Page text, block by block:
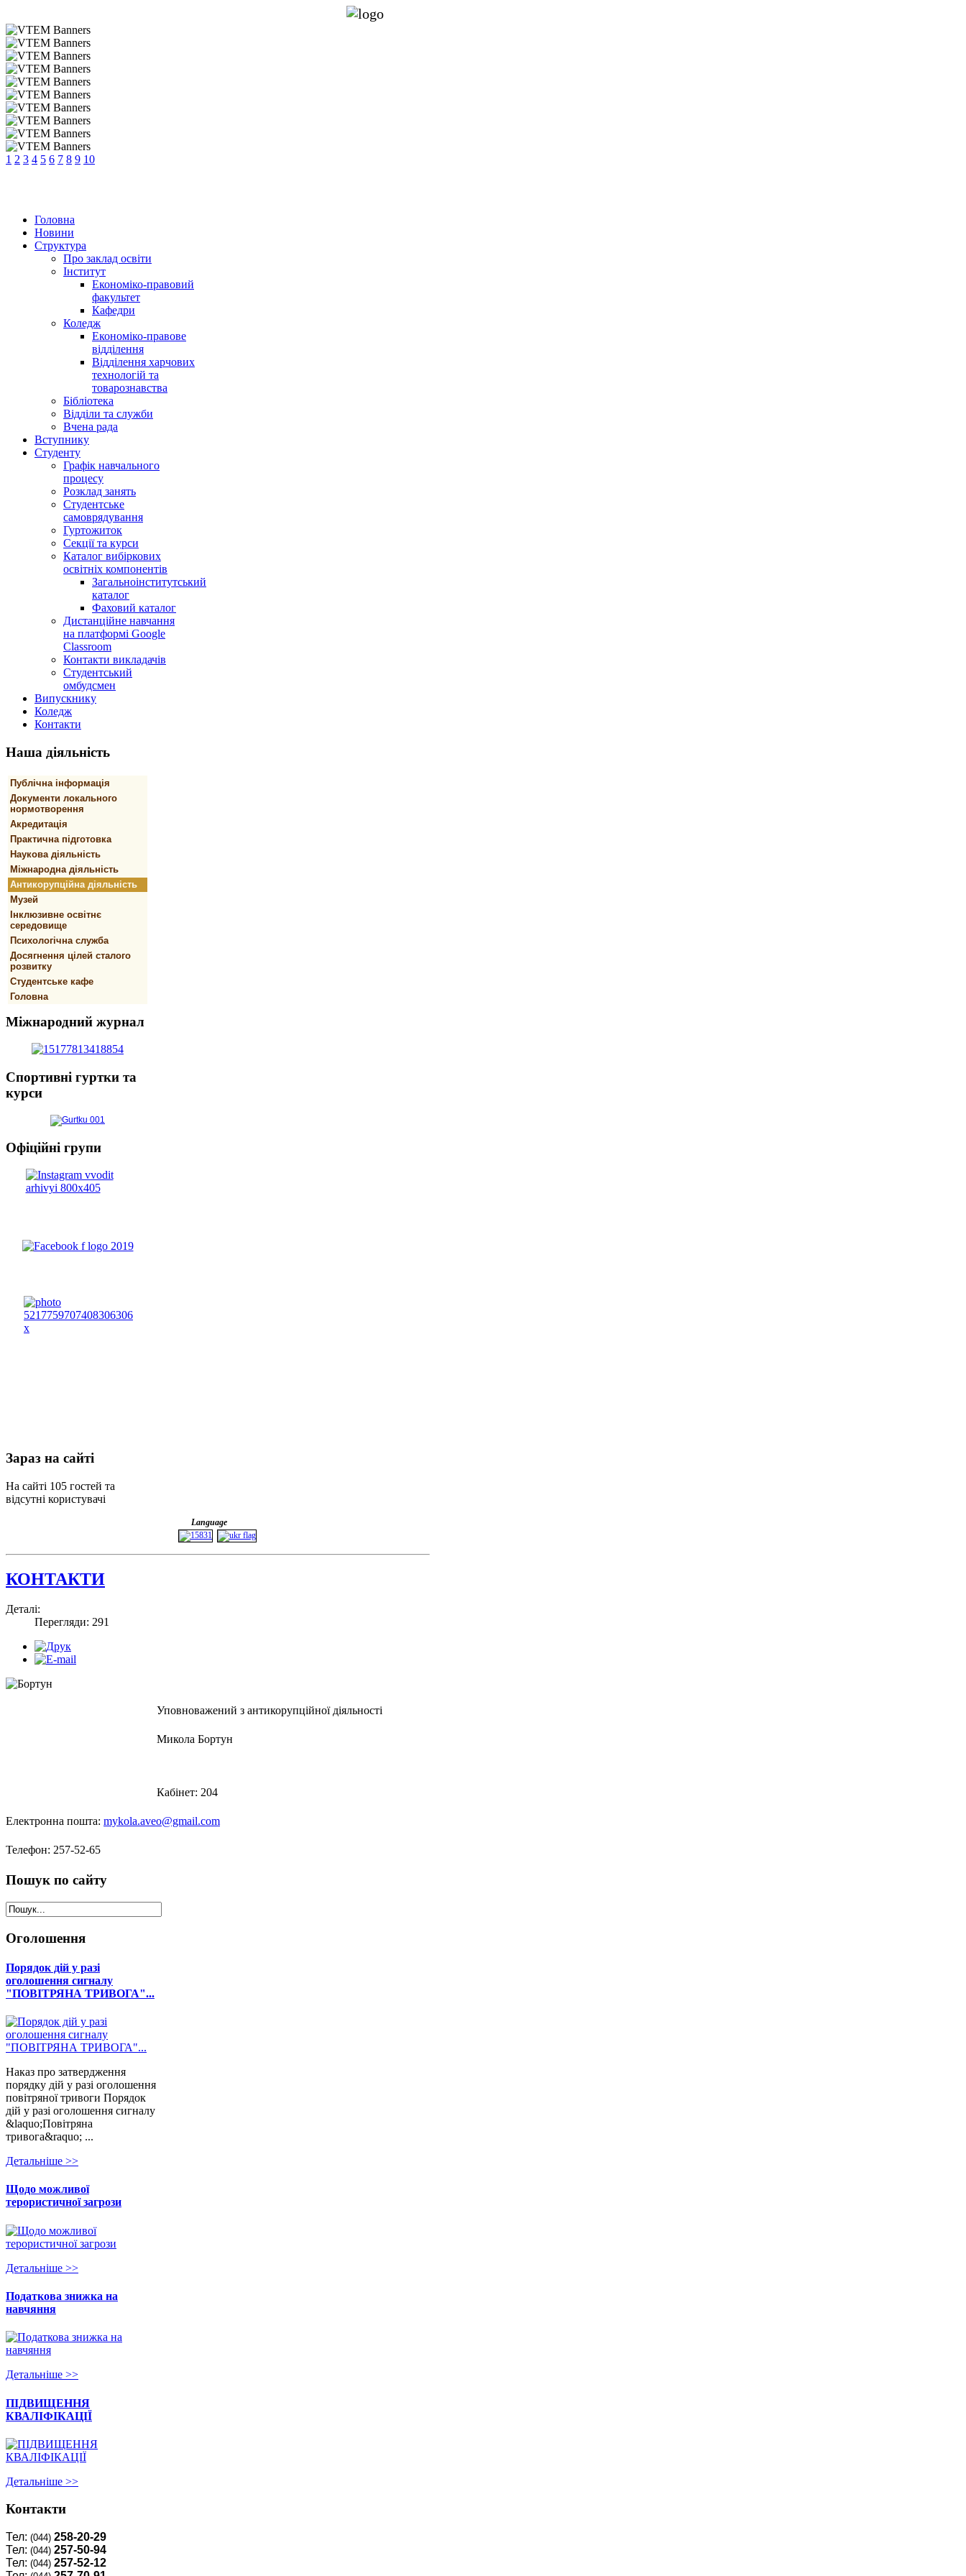
1 2 3 4 5 6 7 8 9 10
Головна
Новини
Структура
Про заклад освіти
Інститут
Економіко-правовий
факультет
Кафедри
Коледж
Економіко-правове
відділення
Відділення харчових
технологій та
товарознавства
Бібліотека
Відділи та служби
Вчена рада
Вступнику
Студенту
Графік навчального
процесу
Розклад занять
Студентське
самоврядування
Гуртожиток
Секції та курси
Каталог вибіркових
освітніх компонентів
Загальноінститутський
каталог
Фаховий каталог
Дистанційне навчання
на платформі Google
Classroom
Контакти викладачів
Студентський
омбудсмен
Випускнику
Коледж
Контакти
Наша діяльність
Публічна інформація
Документи локального
нормотворення
Акредитація
Практична підготовка
Наукова діяльність
Міжнародна діяльність
Антикорупційна діяльність
Музей
Інклюзивне освітнє
середовище
Психологічна служба
Досягнення цілей сталого
розвитку
Студентське кафе
Головна
Міжнародний журнал
Спортивнi гуртки та
курси
Офіційні групи
Зараз на сайті
На сайті 105 гостей та
відсутні користувачі
Language
КОНТАКТИ
Деталі:
Перегляди: 291
Уповноважений з антикорупційної діяльності
Микола Бортун
Кабінет: 204
Eлектронна пошта: mykola.aveo@gmail.com
Телефон: 257-52-65
Пошук по сайту
Оголошення
Порядок дій у разі
оголошення сигналу
"ПОВІТРЯНА ТРИВОГА"...
Наказ про затвердження
порядку дій у разі оголошення
повітряної тривоги Порядок
дій у разі оголошення сигналу
&laquo;Повітряна
тривога&raquo; ...
Детальнiше >>
Щодо можливої
терористичної загрози
Детальнiше >>
Податкова знижка на
навчяння
Детальнiше >>
ПІДВИЩЕННЯ
КВАЛІФІКАЦІЇ
Детальнiше >>
Контакти
Тел: (044) 258-20-29
Тел: (044) 257-50-94
Тел: (044) 257-52-12